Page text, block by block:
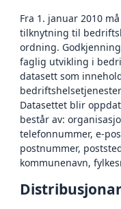
Fra 1. januar 2010
tilknytning til
ordning.
faglig utvikling i
datasett som
Datasettet blir
består av:
telefonnummer, e-
postnummer,
kommunenavn,
Distribusjonar